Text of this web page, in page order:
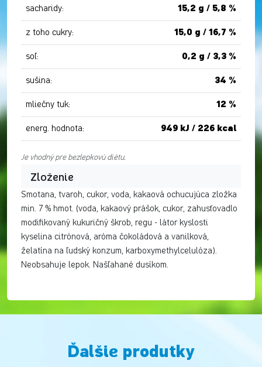
sacharidy: 15,2 g / 5,8 %
z toho cukry: 15,0 g / 16,7 %
soľ: 0,2 g / 3,3 %
sušina: 34 %
mliečny tuk: 12 %
energ. hodnota: 949 kJ / 226 kcal
Je vhodný pre bezlepkovú diétu.
Zloženie
Smotana, tvaroh, cukor, voda, kakaová ochucujúca zložka
min. 7 % hmot. (voda, kakaový prášok, cukor, zahusťovadlo
modifikovaný kukuričný škrob, regu - látor kyslosti
kyselina citrónová, aróma čokoládová a vanilková,
želatína na ľudský konzum, karboxymethylcelulóza).
Neobsahuje lepok. Našľahané dusíkom.
Ďalšie produtky